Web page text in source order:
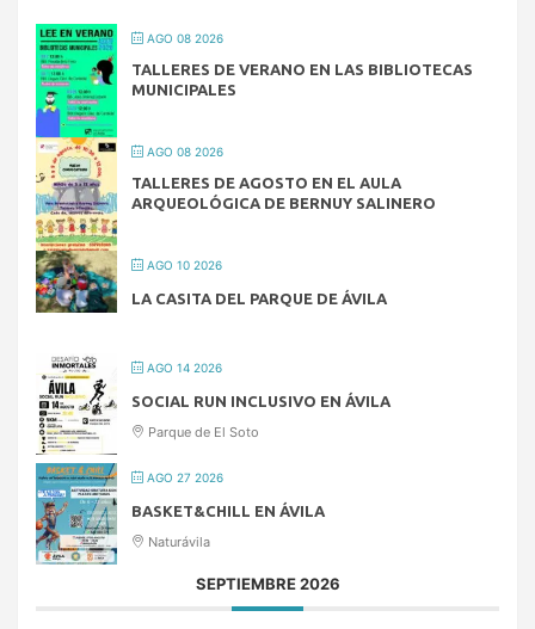
AGO 08 2026
TALLERES DE VERANO EN LAS BIBLIOTECAS
MUNICIPALES
AGO 08 2026
TALLERES DE AGOSTO EN EL AULA
ARQUEOLÓGICA DE BERNUY SALINERO
AGO 10 2026
LA CASITA DEL PARQUE DE ÁVILA
AGO 14 2026
SOCIAL RUN INCLUSIVO EN ÁVILA
Parque de El Soto
AGO 27 2026
BASKET&CHILL EN ÁVILA
Naturávila
SEPTIEMBRE 2026